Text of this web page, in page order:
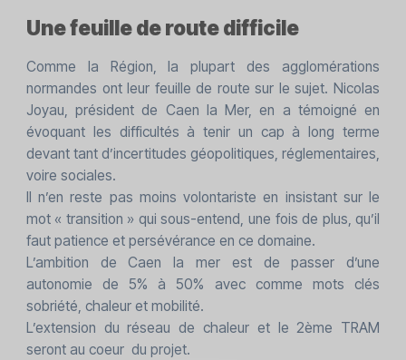
Une feuille de route difficile
Comme la Région, la plupart des agglomérations
normandes ont leur feuille de route sur le sujet. Nicolas
Joyau, président de Caen la Mer, en a témoigné en
évoquant les difficultés à tenir un cap à long terme
devant tant d’incertitudes géopolitiques, réglementaires,
voire sociales.
Il n’en reste pas moins volontariste en insistant sur le
mot « transition » qui sous-entend, une fois de plus, qu’il
faut patience et persévérance en ce domaine.
L’ambition de Caen la mer est de passer d’une
autonomie de 5% à 50% avec comme mots clés
sobriété, chaleur et mobilité.
L’extension du réseau de chaleur et le 2ème TRAM
seront au coeur du projet.